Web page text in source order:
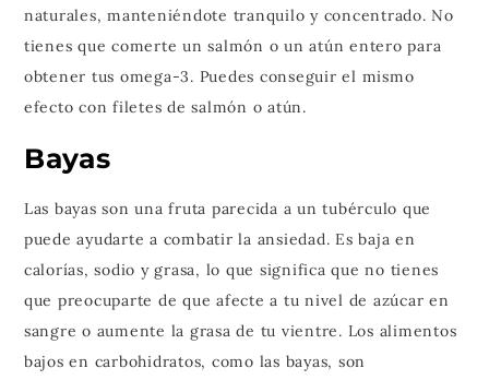
naturales, manteniéndote tranquilo y concentrado. No
tienes que comerte un salmón o un atún entero para
obtener tus omega-3. Puedes conseguir el mismo
efecto con filetes de salmón o atún.
Bayas
Las bayas son una fruta parecida a un tubérculo que
puede ayudarte a combatir la ansiedad. Es baja en
calorías, sodio y grasa, lo que significa que no tienes
que preocuparte de que afecte a tu nivel de azúcar en
sangre o aumente la grasa de tu vientre. Los alimentos
bajos en carbohidratos, como las bayas, son